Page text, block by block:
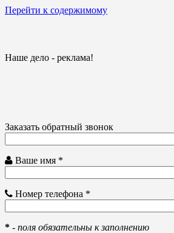
Перейти к содержимому
Наше дело - реклама!
Заказать обратный звонок
Ваше имя *
Номер телефона *
* - поля обязательны к заполнению